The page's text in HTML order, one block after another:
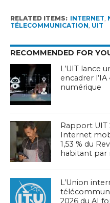
RELATED ITEMS: INTERNET,
TÉLECOMMUNICATION, UIT
RECOMMENDED FOR
L’UIT lance
encadrer
numérique
Rapport UIT
Internet
1,53 % du
habitant par
L’Union
2026 du AI